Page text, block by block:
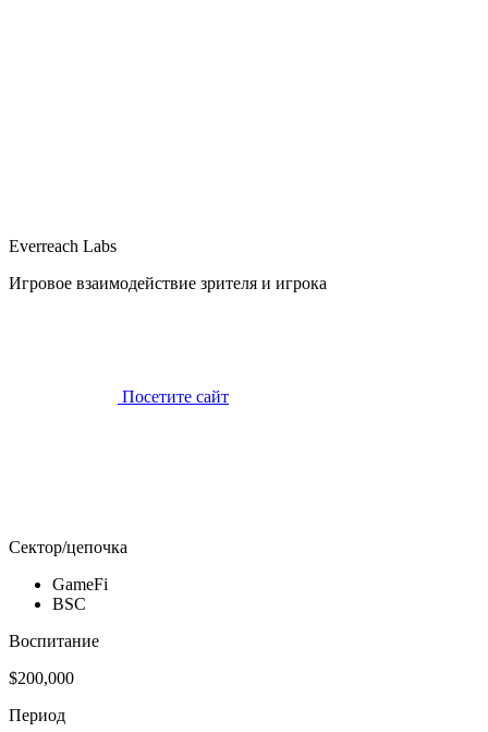
Everreach Labs
Игровое взаимодействие зрителя и игрока
Посетите сайт
Сектор/цепочка
GameFi
BSC
Воспитание
$200,000
Период